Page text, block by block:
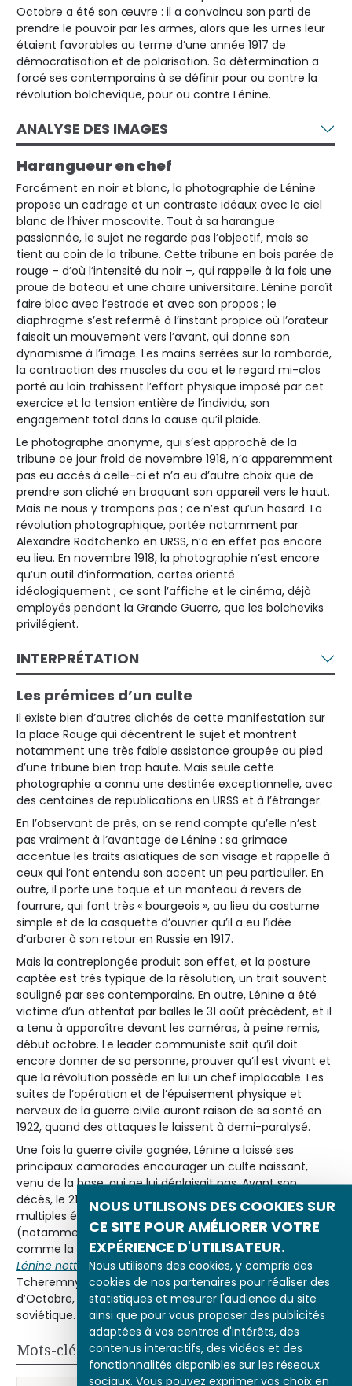
NOUS UTILISONS DES COOKIES SUR
CE SITE POUR AMÉLIORER VOTRE
EXPÉRIENCE D'UTILISATEUR.
Nous utilisons des cookies, y compris des
cookies de nos partenaires pour réaliser des
statistiques et mesurer l'audience du site
ainsi que pour vous proposer des publicités
adaptées à vos centres d'intérêts, des
contenus interactifs, des vidéos et des
fonctionnalités disponibles sur les réseaux
sociaux. Vous pouvez exprimer vos choix en
Octobre a été son œuvre : il a convaincu son parti de
prendre le pouvoir par les armes, alors que les urnes leur
étaient favorables au terme d’une année 1917 de
démocratisation et de polarisation. Sa détermination a
forcé ses contemporains à se définir pour ou contre la
révolution bolchevique, pour ou contre Lénine.
ANALYSE DES IMAGES
Harangueur en chef
Forcément en noir et blanc, la photographie de Lénine
propose un cadrage et un contraste idéaux avec le ciel
blanc de l’hiver moscovite. Tout à sa harangue
passionnée, le sujet ne regarde pas l’objectif, mais se
tient au coin de la tribune. Cette tribune en bois parée de
rouge – d’où l’intensité du noir –, qui rappelle à la fois une
proue de bateau et une chaire universitaire. Lénine paraît
faire bloc avec l’estrade et avec son propos ; le
diaphragme s’est refermé à l’instant propice où l’orateur
faisait un mouvement vers l’avant, qui donne son
dynamisme à l’image. Les mains serrées sur la rambarde,
la contraction des muscles du cou et le regard mi-clos
porté au loin trahissent l’effort physique imposé par cet
exercice et la tension entière de l’individu, son
engagement total dans la cause qu’il plaide.
Le photographe anonyme, qui s’est approché de la
tribune ce jour froid de novembre 1918, n’a apparemment
pas eu accès à celle-ci et n’a eu d’autre choix que de
prendre son cliché en braquant son appareil vers le haut.
Mais ne nous y trompons pas ; ce n’est qu’un hasard. La
révolution photographique, portée notamment par
Alexandre Rodtchenko en URSS, n’a en effet pas encore
eu lieu. En novembre 1918, la photographie n’est encore
qu’un outil d’information, certes orienté
idéologiquement ; ce sont l’affiche et le cinéma, déjà
employés pendant la Grande Guerre, que les bolcheviks
privilégient.
INTERPRÉTATION
Les prémices d’un culte
Il existe bien d’autres clichés de cette manifestation sur
la place Rouge qui décentrent le sujet et montrent
notamment une très faible assistance groupée au pied
d’une tribune bien trop haute. Mais seule cette
photographie a connu une destinée exceptionnelle, avec
des centaines de republications en URSS et à l’étranger.
En l’observant de près, on se rend compte qu’elle n’est
pas vraiment à l’avantage de Lénine : sa grimace
accentue les traits asiatiques de son visage et rappelle à
ceux qui l’ont entendu son accent un peu particulier. En
outre, il porte une toque et un manteau à revers de
fourrure, qui font très « bourgeois », au lieu du costume
simple et de la casquette d’ouvrier qu’il a eu l’idée
d’arborer à son retour en Russie en 1917.
Mais la contreplongée produit son effet, et la posture
captée est très typique de la résolution, un trait souvent
souligné par ses contemporains. En outre, Lénine a été
victime d’un attentat par balles le 31 août précédent, et il
a tenu à apparaître devant les caméras, à peine remis,
début octobre. Le leader communiste sait qu’il doit
encore donner de sa personne, prouver qu’il est vivant et
que la révolution possède en lui un chef implacable. Les
suites de l’opération et de l’épuisement physique et
nerveux de la guerre civile auront raison de sa santé en
1922, quand des attaques le laissent à demi-paralysé.
Une fois la guerre civile gagnée, Lénine a laissé ses
principaux camarades encourager un culte naissant,
venu de la base, qui ne lui déplaisait pas. Avant son
décès, le 21 janvier 1924, il a pris une forme discrète :
multiples éditions de ses écrits, portraits peints
(notamment parIsaak Brodsky ) et images populaires,
comme la célèbre affiche
Lénine nettoie le monde de ses saletés(Deni et
Tcheremnykh, 1920). Lénine incarne la révolution
d’Octobre, comme Staline incarnera plus tard le régime
soviétique.
Mots-clés